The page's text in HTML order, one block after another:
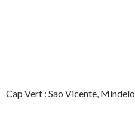
Cap Vert : Sao Vicente, Mindelo